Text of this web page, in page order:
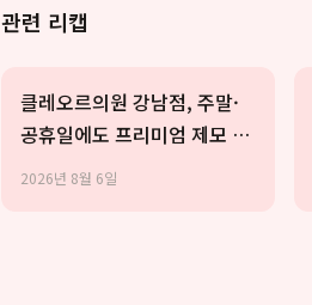
관련 리캡
클레오르의원 강남점, 주말·
공휴일에도 프리미엄 제모 관
리 제공
2026년 8월 6일